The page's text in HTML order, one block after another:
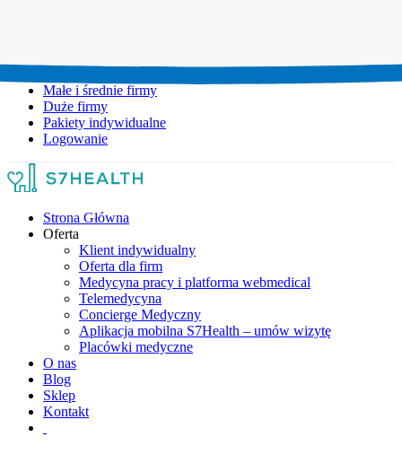
Małe i średnie firmy
Duże firmy
Pakiety indywidualne
Logowanie
Strona Główna
Oferta
Klient indywidualny
Oferta dla firm
Medycyna pracy i platforma webmedical
Telemedycyna
Concierge Medyczny
Aplikacja mobilna S7Health – umów wizytę
Placówki medyczne
O nas
Blog
Sklep
Kontakt